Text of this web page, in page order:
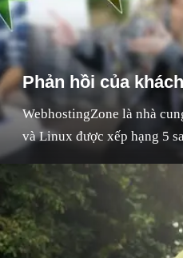
Phản hồi của
WebhostingZone là nhà
và Linux được xếp hạng 5